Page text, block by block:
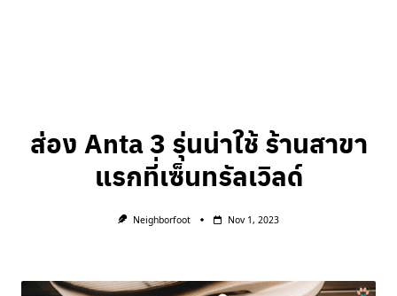
ส่อง Anta 3 รุ่นน่าใช้ ร้านสาขา
แรกที่เซ็นทรัลเวิลด์
Neighborfoot Nov 1, 2023